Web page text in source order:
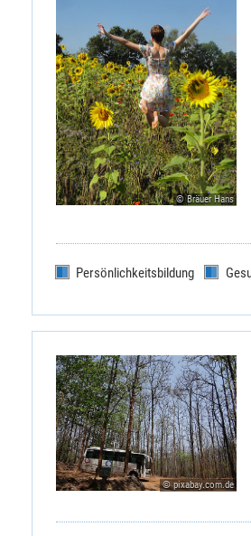
© Bräuer Hans
Persönlichkeitsbildung
© pixabay.com.de